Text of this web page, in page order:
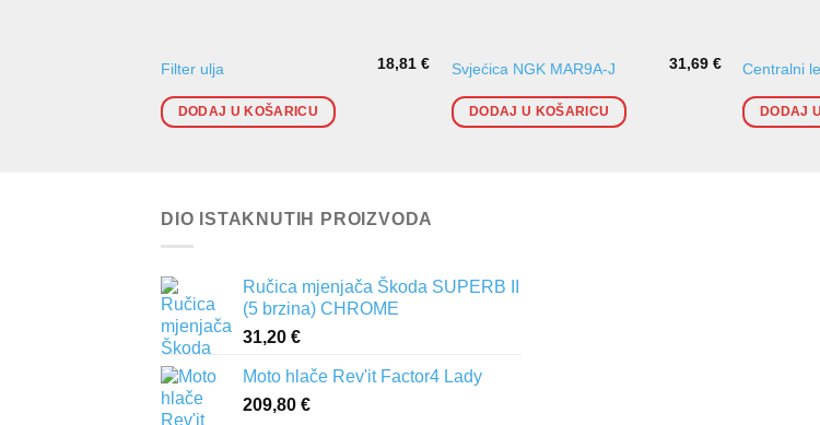
Filter ulja 18,81€
DODAJ U KOŠARICU
Svjećica NGK MAR9A-J 31,69 €
DODAJ U KOŠARICU
Centralni
DODAJ
DIO ISTAKNUTIH PROIZVODA
Ručica mjenjača Škoda SUPERB II
(5 brzina) CHROME
31,20 €
Moto hlače Rev'it Factor4 Lady
209,80 €